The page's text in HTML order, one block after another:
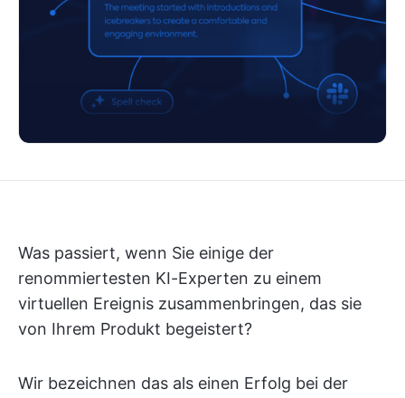
Was passiert, wenn Sie einige der
renommiertesten KI-Experten zu einem
virtuellen Ereignis zusammenbringen, das sie
von Ihrem Produkt begeistert?
Wir bezeichnen das als einen Erfolg bei der